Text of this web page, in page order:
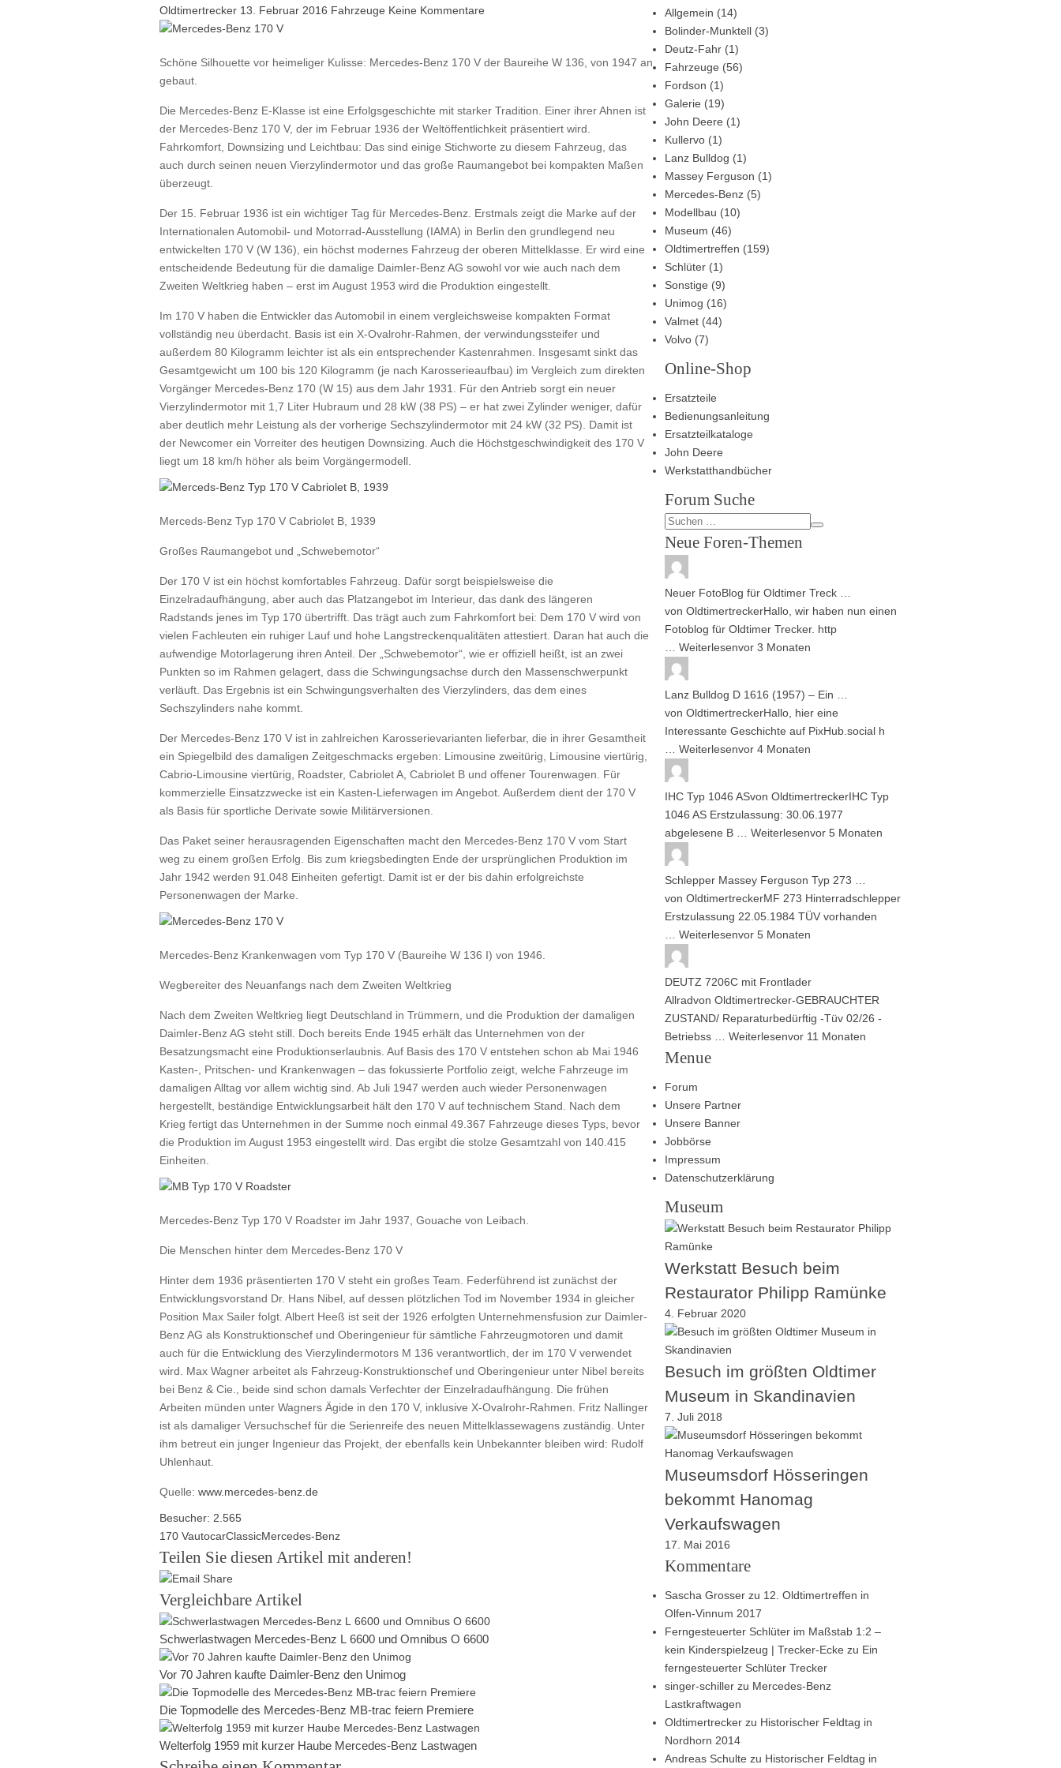
Oldtimertrecker 13. Februar 2016 Fahrzeuge Keine Kommentare
170
Die
E-
Klasse
der
Jahre
Schöne Silhouette vor heimeliger Kulisse: Mercedes-Benz 170 V der Baureihe W 136, von 1947 an
gebaut.
Die Mercedes-Benz E-Klasse ist eine Erfolgsgeschichte mit starker Tradition. Einer ihrer Ahnen ist
der Mercedes-Benz 170 V, der im Februar 1936 der Weltöffentlichkeit präsentiert wird.
Fahrkomfort, Downsizing und Leichtbau: Das sind einige Stichworte zu diesem Fahrzeug, das
auch durch seinen neuen Vierzylindermotor und das große Raumangebot bei kompakten Maßen
überzeugt.
Der 15. Februar 1936 ist ein wichtiger Tag für Mercedes-Benz. Erstmals zeigt die Marke auf der
Internationalen Automobil- und Motorrad-Ausstellung (IAMA) in Berlin den grundlegend neu
entwickelten 170 V (W 136), ein höchst modernes Fahrzeug der oberen Mittelklasse. Er wird eine
entscheidende Bedeutung für die damalige Daimler-Benz AG sowohl vor wie auch nach dem
Zweiten Weltkrieg haben – erst im August 1953 wird die Produktion eingestellt.
Im 170 V haben die Entwickler das Automobil in einem vergleichsweise kompakten Format
vollständig neu überdacht. Basis ist ein X-Ovalrohr-Rahmen, der verwindungssteifer und
außerdem 80 Kilogramm leichter ist als ein entsprechender Kastenrahmen. Insgesamt sinkt das
Gesamtgewicht um 100 bis 120 Kilogramm (je nach Karosserieaufbau) im Vergleich zum direkten
Vorgänger Mercedes-Benz 170 (W 15) aus dem Jahr 1931. Für den Antrieb sorgt ein neuer
Vierzylindermotor mit 1,7 Liter Hubraum und 28 kW (38 PS) – er hat zwei Zylinder weniger, dafür
aber deutlich mehr Leistung als der vorherige Sechszylindermotor mit 24 kW (32 PS). Damit ist
der Newcomer ein Vorreiter des heutigen Downsizing. Auch die Höchstgeschwindigkeit des 170 V
liegt um 18 km/h höher als beim Vorgängermodell.
Merceds-Benz Typ 170 V Cabriolet B, 1939
Großes Raumangebot und „Schwebemotor“
Der 170 V ist ein höchst komfortables Fahrzeug. Dafür sorgt beispielsweise die
Einzelradaufhängung, aber auch das Platzangebot im Interieur, das dank des längeren
Radstands jenes im Typ 170 übertrifft. Das trägt auch zum Fahrkomfort bei: Dem 170 V wird von
vielen Fachleuten ein ruhiger Lauf und hohe Langstreckenqualitäten attestiert. Daran hat auch die
aufwendige Motorlagerung ihren Anteil. Der „Schwebemotor“, wie er offiziell heißt, ist an zwei
Punkten so im Rahmen gelagert, dass die Schwingungsachse durch den Massenschwerpunkt
verläuft. Das Ergebnis ist ein Schwingungsverhalten des Vierzylinders, das dem eines
Sechszylinders nahe kommt.
Der Mercedes-Benz 170 V ist in zahlreichen Karosserievarianten lieferbar, die in ihrer Gesamtheit
ein Spiegelbild des damaligen Zeitgeschmacks ergeben: Limousine zweitürig, Limousine viertürig,
Cabrio-Limousine viertürig, Roadster, Cabriolet A, Cabriolet B und offener Tourenwagen. Für
kommerzielle Einsatzzwecke ist ein Kasten-Lieferwagen im Angebot. Außerdem dient der 170 V
als Basis für sportliche Derivate sowie Militärversionen.
Das Paket seiner herausragenden Eigenschaften macht den Mercedes-Benz 170 V vom Start
weg zu einem großen Erfolg. Bis zum kriegsbedingten Ende der ursprünglichen Produktion im
Jahr 1942 werden 91.048 Einheiten gefertigt. Damit ist er der bis dahin erfolgreichste
Personenwagen der Marke.
Mercedes-Benz Krankenwagen vom Typ 170 V (Baureihe W 136 I) von 1946.
Wegbereiter des Neuanfangs nach dem Zweiten Weltkrieg
Nach dem Zweiten Weltkrieg liegt Deutschland in Trümmern, und die Produktion der damaligen
Daimler-Benz AG steht still. Doch bereits Ende 1945 erhält das Unternehmen von der
Besatzungsmacht eine Produktionserlaubnis. Auf Basis des 170 V entstehen schon ab Mai 1946
Kasten-, Pritschen- und Krankenwagen – das fokussierte Portfolio zeigt, welche Fahrzeuge im
damaligen Alltag vor allem wichtig sind. Ab Juli 1947 werden auch wieder Personenwagen
hergestellt, beständige Entwicklungsarbeit hält den 170 V auf technischem Stand. Nach dem
Krieg fertigt das Unternehmen in der Summe noch einmal 49.367 Fahrzeuge dieses Typs, bevor
die Produktion im August 1953 eingestellt wird. Das ergibt die stolze Gesamtzahl von 140.415
Einheiten.
Mercedes-Benz Typ 170 V Roadster im Jahr 1937, Gouache von Leibach.
Die Menschen hinter dem Mercedes-Benz 170 V
Hinter dem 1936 präsentierten 170 V steht ein großes Team. Federführend ist zunächst der
Entwicklungsvorstand Dr. Hans Nibel, auf dessen plötzlichen Tod im November 1934 in gleicher
Position Max Sailer folgt. Albert Heeß ist seit der 1926 erfolgten Unternehmensfusion zur Daimler-
Benz AG als Konstruktionschef und Oberingenieur für sämtliche Fahrzeugmotoren und damit
auch für die Entwicklung des Vierzylindermotors M 136 verantwortlich, der im 170 V verwendet
wird. Max Wagner arbeitet als Fahrzeug-Konstruktionschef und Oberingenieur unter Nibel bereits
bei Benz & Cie., beide sind schon damals Verfechter der Einzelradaufhängung. Die frühen
Arbeiten münden unter Wagners Ägide in den 170 V, inklusive X-Ovalrohr-Rahmen. Fritz Nallinger
ist als damaliger Versuchschef für die Serienreife des neuen Mittelklassewagens zuständig. Unter
ihm betreut ein junger Ingenieur das Projekt, der ebenfalls kein Unbekannter bleiben wird: Rudolf
Uhlenhaut.
Quelle: www.mercedes-benz.de
Besucher: 2.565
170 VautocarClassicMercedes-Benz
Teilen Sie diesen Artikel mit anderen!
Vergleichbare Artikel
Schwerlastwagen Mercedes-Benz L 6600 und Omnibus O 6600
Vor 70 Jahren kaufte Daimler-Benz den Unimog
Die Topmodelle des Mercedes-Benz MB-trac feiern Premiere
Welterfolg 1959 mit kurzer Haube Mercedes-Benz Lastwagen
Allgemein (14)
Bolinder-Munktell (3)
Deutz-Fahr (1)
Fahrzeuge (56)
Fordson (1)
Galerie (19)
John Deere (1)
Kullervo (1)
Lanz Bulldog (1)
Massey Ferguson (1)
Mercedes-Benz (5)
Modellbau (10)
Museum (46)
Oldtimertreffen (159)
Schlüter (1)
Sonstige (9)
Unimog (16)
Valmet (44)
Volvo (7)
Online-Shop
Ersatzteile
Bedienungsanleitung
Ersatzteilkataloge
John Deere
Werkstatthandbücher
Forum Suche
Neue Foren-Themen
Neuer FotoBlog für Oldtimer Treck …
von OldtimertreckerHallo, wir haben nun einen
Fotoblog für Oldtimer Trecker. http
Weiterlesenvor 3 Monaten
Lanz Bulldog D 1616 (1957) – Ein …
von OldtimertreckerHallo, hier eine
Interessante Geschichte auf PixHub.social h
Weiterlesenvor 4 Monaten
IHC Typ 1046 ASvon OldtimertreckerIHC Typ
1046 AS Erstzulassung: 30.06.1977
abgelesene B … Weiterlesenvor 5 Monaten
Schlepper Massey Ferguson Typ 273 …
von OldtimertreckerMF 273 Hinterradschlepper
Erstzulassung 22.05.1984 TÜV vorhanden
Weiterlesenvor 5 Monaten
DEUTZ 7206C mit Frontlader
Allradvon Oldtimertrecker-GEBRAUCHTER
ZUSTAND/ Reparaturbedürftig -Tüv 02/26 -
Betriebss … Weiterlesenvor 11 Monaten
Menue
Forum
Unsere Partner
Unsere Banner
Jobbörse
Impressum
Datenschutzerklärung
Museum
Werkstatt Besuch beim
Restaurator Philipp Ramünke
4. Februar 2020
Besuch im größten Oldtimer
Museum in Skandinavien
7. Juli 2018
Museumsdorf Hösseringen
bekommt Hanomag
Verkaufswagen
17. Mai 2016
Kommentare
Sascha Grosser zu 12. Oldtimertreffen in
Olfen-Vinnum 2017
Ferngesteuerter Schlüter im Maßstab 1:2 –
kein Kinderspielzeug | Trecker-Ecke zu Ein
ferngesteuerter Schlüter Trecker
singer-schiller zu Mercedes-Benz
Lastkraftwagen
Oldtimertrecker zu Historischer Feldtag in
Nordhorn 2014
Andreas Schulte zu Historischer Feldtag in